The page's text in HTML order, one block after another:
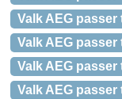
Valk AEG
Valk AEG
Valk AEG passer
Valk AEG